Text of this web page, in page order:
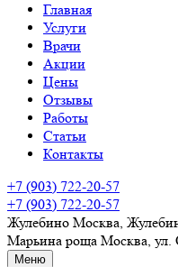
Главная
Услуги
Врачи
Акции
Цены
Отзывы
Работы
Статьи
Контакты
+7 (903) 722-20-57
+7 (903) 722-20-57
Жулебино Москва,
Марьина роща Москва, ул.
Меню